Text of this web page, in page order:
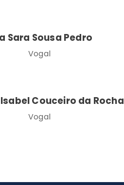
Sara Sousa Pedro
Vogal
Couceiro da Rocha
Vogal